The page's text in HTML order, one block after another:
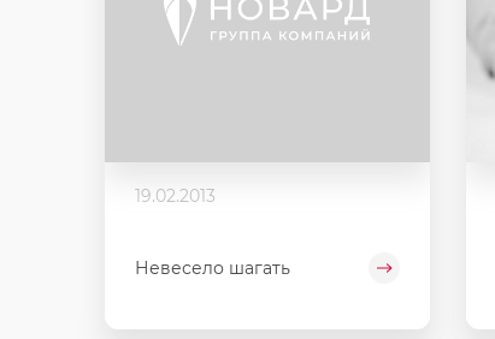
19.02.2013
Невесело шагать